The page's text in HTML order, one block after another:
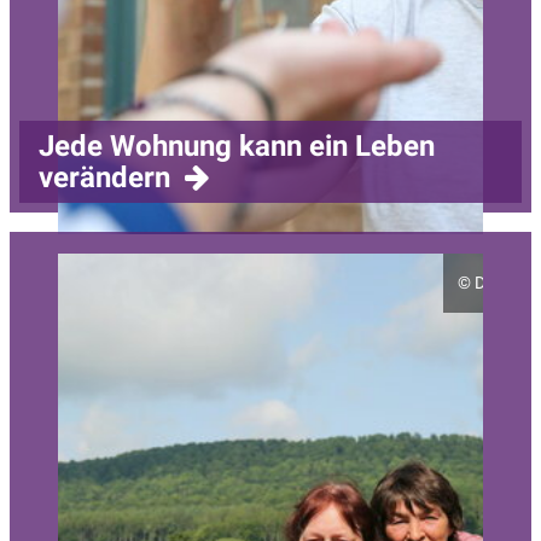
Jede Wohnung kann ein Leben
verändern
©